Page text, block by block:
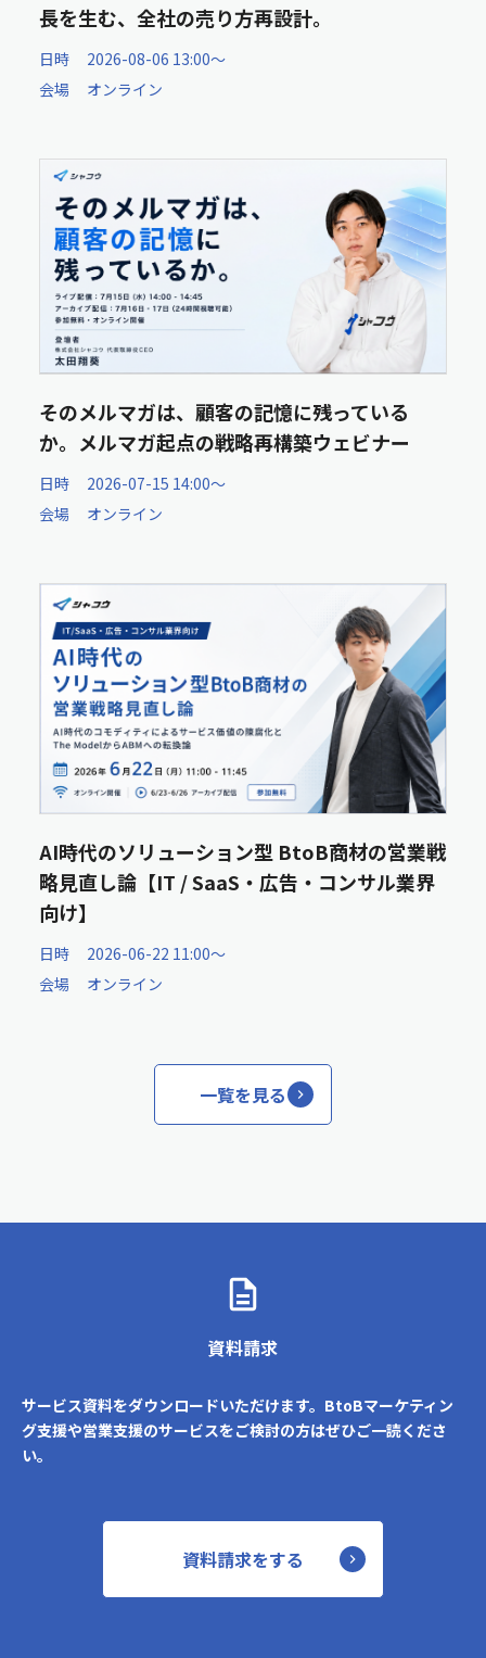
長を生む、全社の売り方再設計。
日時
2026-08-06 13:00〜
会場
オンライン
そのメルマガは、顧客の記憶に残っている
か。メルマガ起点の戦略再構築ウェビナー
日時
2026-07-15 14:00〜
会場
オンライン
AI時代のソリューション型 BtoB商材の営業戦
略見直し論【IT / SaaS・広告・コンサル業界
向け】
日時
2026-06-22 11:00〜
会場
オンライン
一覧を見る
資料請求
サービス資料をダウンロードいただけます。BtoBマーケティン
グ支援や営業支援のサービスをご検討の方はぜひご一読くださ
い。
資料請求をする